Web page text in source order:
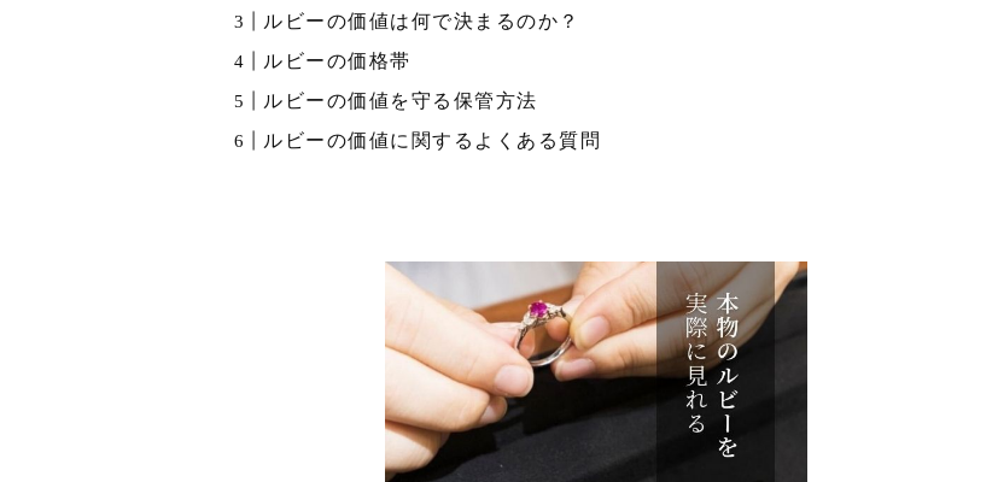
ルビーの価値は何で決まるのか？
ルビーの価格帯
ルビーの価値を守る保管方法
ルビーの価値に関するよくある質問